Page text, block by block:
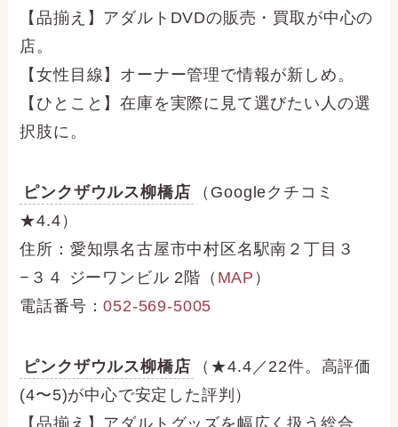
【品揃え】アダルトDVDの販売・買取が中心の
店。
【女性目線】オーナー管理で情報が新しめ。
【ひとこと】在庫を実際に見て選びたい人の選
択肢に。
ピンクザウルス柳橋店
（Googleクチコミ
★4.4）
住所：愛知県名古屋市中村区名駅南２丁目３
−３４ ジーワンビル 2階（ MAP ）
電話番号：052-569-5005
ピンクザウルス柳橋店
（★4.4／22件。高評価
(4〜5)が中心で安定した評判）
【品揃え】アダルトグッズを幅広く扱う総合